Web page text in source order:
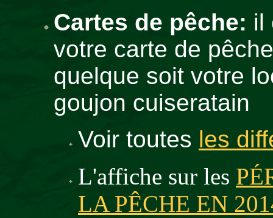
Cartes de pêche: il
votre carte de
quelque soit votre
goujon cuiseratain
Voir toutes les
L'affiche sur les
LA PÊCHE EN